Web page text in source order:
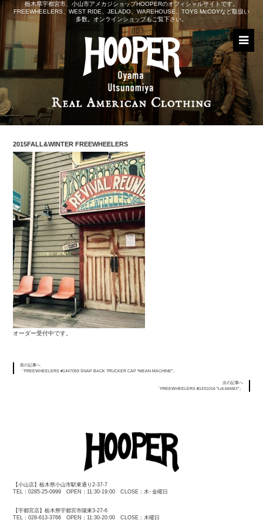
栃木県宇都宮市、小山市アメカジショップHOOPERのオフィシャルサイトです。
FREEWHEELERS、WEST RIDE、JELADO、WAREHOUSE、TOYS McCOYなど取扱い
多数。オンラインショップもご覧下さい。
2015FALL&WINTER FREEWHEELERS
オーダー受付中です。
前の記事へ
「FREEWHEELERS #1447059 SNAP BACK TRUCKER CAP “MEAN MACHINE”」
次の記事へ
「FREEWHEELERS #1431016 “Lot.666MJ”」
【小山店】栃木県小山市駅東通り2-37-7
TEL：0285-25-0999 OPEN：11:30-19:00 CLOSE：木･金曜日
【宇都宮店】栃木県宇都宮市陽東3-27-6
TEL：028-613-3766 OPEN：11:30-20:00 CLOSE：木曜日